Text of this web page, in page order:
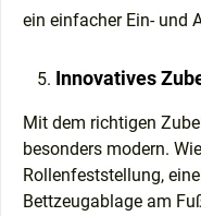
ein einfacher Ein- und
Innovatives
Mit dem richtigen
besonders modern.
Rollenfeststellung,
Bettzeugablage am